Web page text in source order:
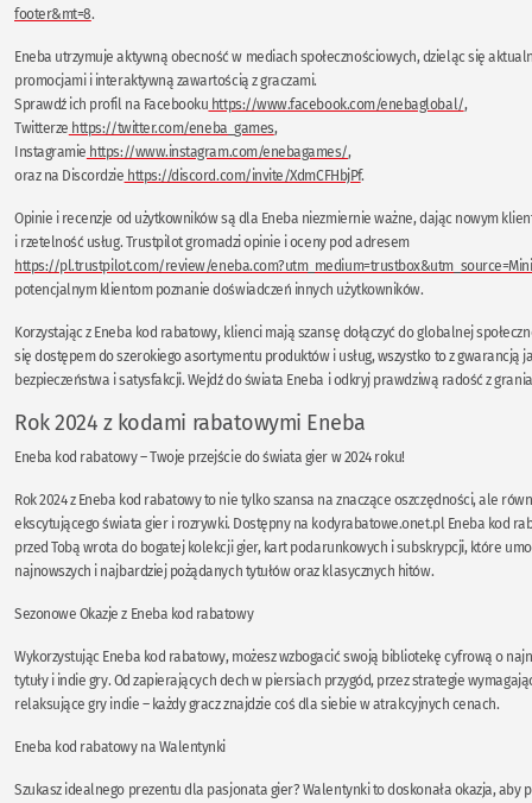
footer&mt=8.
Eneba utrzymuje aktywną obecność w mediach społecznościowych, dzieląc się
promocjami i interaktywną zawartością z graczami.
Sprawdź ich profil na Facebooku https://www.facebook.com/enebaglobal/,
Twitterze https://twitter.com/eneba_games,
Instagramie https://www.instagram.com/enebagames/,
oraz na Discordzie https://discord.com/invite/XdmCFHbjPf.
Opinie i recenzje od użytkowników są dla Eneba niezmiernie ważne, dając nowym
i rzetelność usług. Trustpilot gromadzi opinie i oceny pod adresem
https://pl.trustpilot.com/review/eneba.com?utm_medium=trustbox&utm_source=Mini
potencjalnym klientom poznanie doświadczeń innych użytkowników.
Korzystając z Eneba kod rabatowy, klienci mają szansę dołączyć do globalnej
się dostępem do szerokiego asortymentu produktów i usług, wszystko to z gwarancją
bezpieczeństwa i satysfakcji. Wejdź do świata Eneba i odkryj prawdziwą radość z
Rok 2024 z kodami rabatowymi Eneba
Eneba kod rabatowy – Twoje przejście do świata gier w 2024 roku!
Rok 2024 z Eneba kod rabatowy to nie tylko szansa na znaczące oszczędności, ale
ekscytującego świata gier i rozrywki. Dostępny na kodyrabatowe.onet.pl Eneba kod
przed Tobą wrota do bogatej kolekcji gier, kart podarunkowych i subskrypcji, które
najnowszych i najbardziej pożądanych tytułów oraz klasycznych hitów.
Sezonowe Okazje z Eneba kod rabatowy
Wykorzystując Eneba kod rabatowy, możesz wzbogacić swoją bibliotekę cyfrową o
tytuły i indie gry. Od zapierających dech w piersiach przygód, przez strategie
relaksujące gry indie – każdy gracz znajdzie coś dla siebie w atrakcyjnych cenach.
Eneba kod rabatowy na Walentynki
Szukasz idealnego prezentu dla pasjonata gier? Walentynki to doskonała okazja, aby